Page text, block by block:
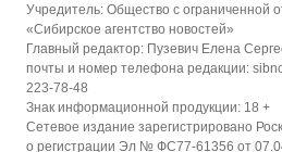
Учредитель: Общество с ограниченной
«Сибирское агентство новостей»
Главный редактор: Пузевич Елена
почты и номер телефона редакции:
223-78-48
Знак информационной продукции: 18 +
Сетевое издание зарегистрировано
о регистрации Эл № ФС77-61356 от